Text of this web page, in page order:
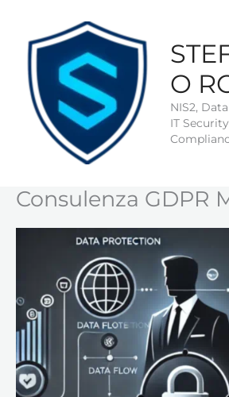
contenuto
O
NIS2,
IT
Consulenza GDPR